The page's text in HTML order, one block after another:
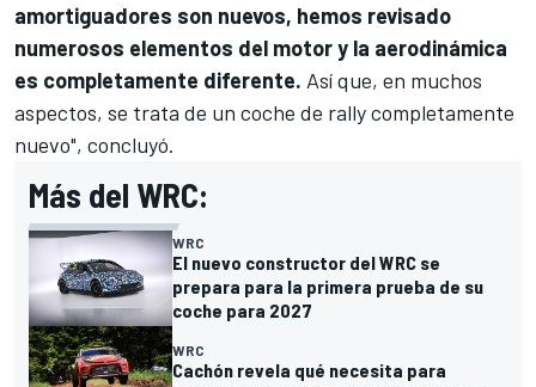
amortiguadores son nuevos, hemos revisado
numerosos elementos del motor y la aerodinámica
es completamente diferente. Así que, en muchos
aspectos, se trata de un coche de rally completamente
nuevo", concluyó.
Más del WRC:
WRC
El nuevo constructor del WRC se
prepara para la primera prueba de su
coche para 2027
WRC
Cachón revela qué necesita para